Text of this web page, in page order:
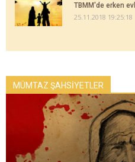
TBMM'de erken
25.11.2018 19:25:18
MÜMTAZ ŞAHSİYETLER